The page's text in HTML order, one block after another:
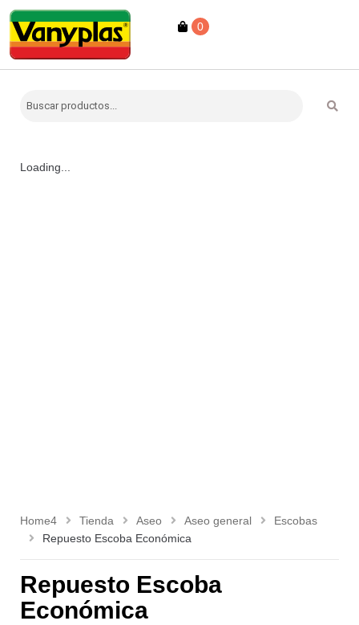
0
Loading...
Home4 Tienda Aseo Aseo general
Escobas
Repuesto Escoba Económica
Repuesto Escoba
Económica